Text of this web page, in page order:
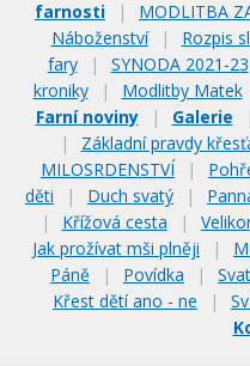
farnosti
| MODLITBA
Náboženství
| Rozpis
fary
| SYNODA 2021-23
kroniky
| Modlitby Matek
Farní noviny
| Galerie
|
Základní pravdy
MILOSRDENSTVÍ
|
děti
| Duch svatý |
|
Křížová cesta |
Jak prožívat mši plněji
|
Páně
| Povídka |
Křest dětí ano - ne
|